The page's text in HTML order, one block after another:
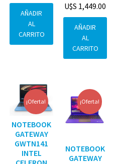
AÑADIR
AL
CARRITO
U$S 1,449.00
AÑADIR
AL
CARRITO
¡Oferta!
NOTEBOOK
GATEWAY
GWTN141
INTEL
¡Oferta!
NOTEBOOK
GATEWAY